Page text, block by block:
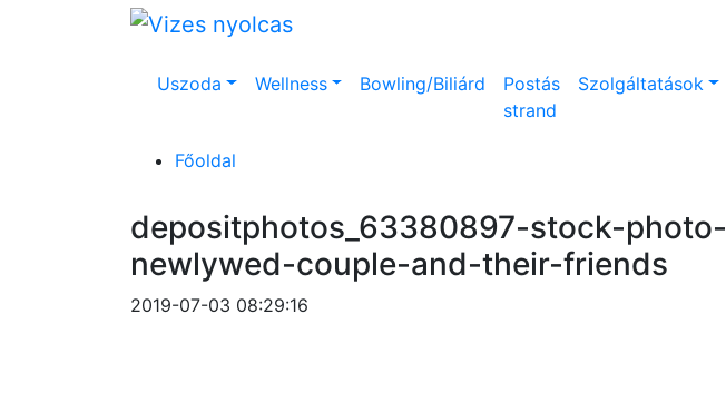
Uszoda Wellness Bowling/Biliárd
Postás
strand
Szolgáltatások
Főoldal
depositphotos_63380897-stock-photo-
newlywed-couple-and-their-friends
2019-07-03 08:29:16